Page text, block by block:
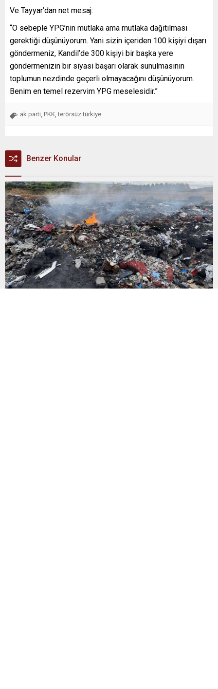
Ve Tayyar’dan net mesaj:
“O sebeple YPG’nin mutlaka ama mutlaka dağıtılması
gerektiği düşünüyorum. Yani sizin içeriden 100 kişiyi dışarı
göndermeniz, Kandil’de 300 kişiyi bir başka yere
göndermenizin bir siyasi başarı olarak sunulmasının
toplumun nezdinde geçerli olmayacağını düşünüyorum.
Benim en temel rezervim YPG meselesidir.”
ak parti PKK ,terörsüz türkiye
Benzer Konular